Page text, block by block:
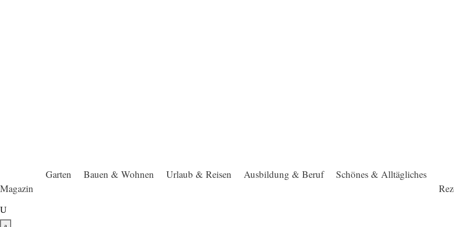
Magazin
Garten Bauen & Wohnen Urlaub & Reisen Ausbildung & Beruf
Schönes & Alltägliches
U